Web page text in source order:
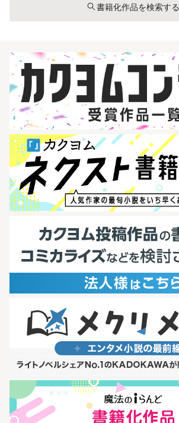
書籍化作品を検索する